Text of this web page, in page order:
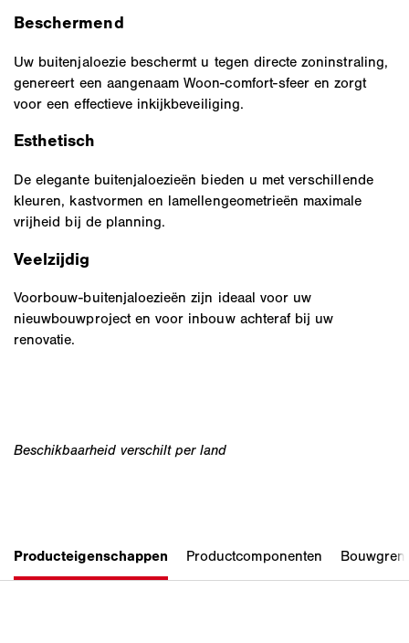
Beschermend
Uw buitenjaloezie beschermt u tegen directe zoninstraling,
genereert een aangenaam Woon-comfort-sfeer en zorgt
voor een effectieve inkijkbeveiliging.
Esthetisch
De elegante buitenjaloezieën bieden u met verschillende
kleuren, kastvormen en lamellengeometrieën maximale
vrijheid bij de planning.
Veelzijdig
Voorbouw-buitenjaloezieën zijn ideaal voor uw
nieuwbouwproject en voor inbouw achteraf bij uw
renovatie.